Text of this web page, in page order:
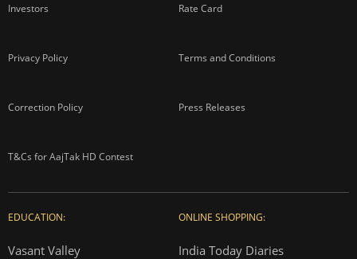
Investors Rate Card
Privacy Policy Terms and Conditions
Correction Policy Press Releases
T&Cs for AajTak HD Contest
EDUCATION:
Vasant Valley
ONLINE SHOPPING:
India Today Diaries